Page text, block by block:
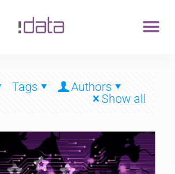
Tags
Authors
Show all